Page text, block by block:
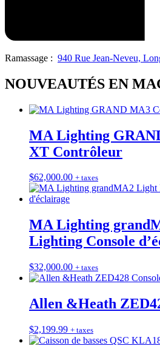
Ramassage : 940 Rue Jean-Neveu,
NOUVEAUTÉS EN
MA Lighting
XT Contrôleur
$62,000.00 + taxes
MA Lighting
Lighting Console
$32,000.00 + taxes
Allen &Heath
$2,199.99 + taxes